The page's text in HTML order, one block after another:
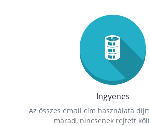
Ingyenes
Az összes email cím használata
marad, nincsenek rejtett